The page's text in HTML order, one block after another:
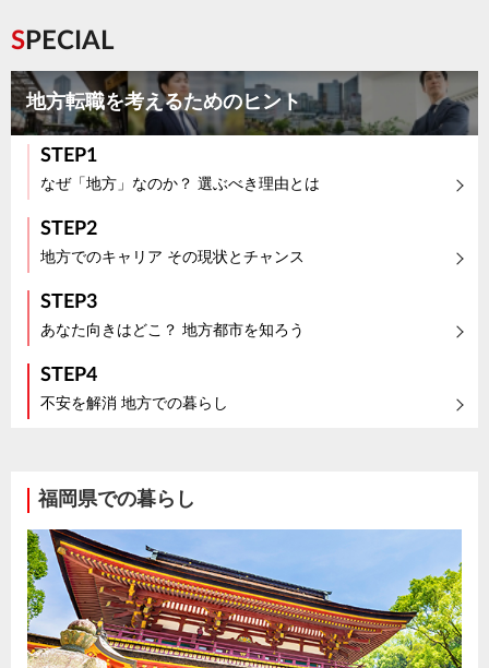
SPECIAL
地方転職を考えるためのヒント
STEP1
なぜ「地方」なのか？ 選ぶべき理由とは
STEP2
地方でのキャリア その現状とチャンス
STEP3
あなた向きはどこ？ 地方都市を知ろう
STEP4
不安を解消 地方での暮らし
福岡県での暮らし